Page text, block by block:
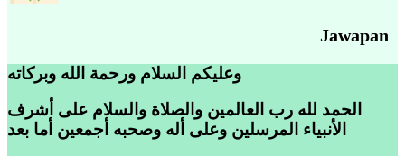
Jawapan
وعليكم السلام ورحمة الله وبركاته
الحمد لله رب العالمين والصلاة والسلام على أشرف
الأنبياء المرسلين وعلى أله وصحبه أجمعين أما بعد